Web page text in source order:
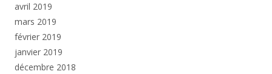
avril 2019
mars 2019
février 2019
janvier 2019
décembre 2018